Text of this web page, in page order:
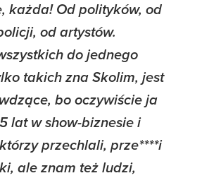
każda! Od polityków, od
od artystów.
do jednego
takich zna Skolim, jest
bo oczywiście ja
lat w show-biznesie i
przechlali, prze****i
ale znam też ludzi,